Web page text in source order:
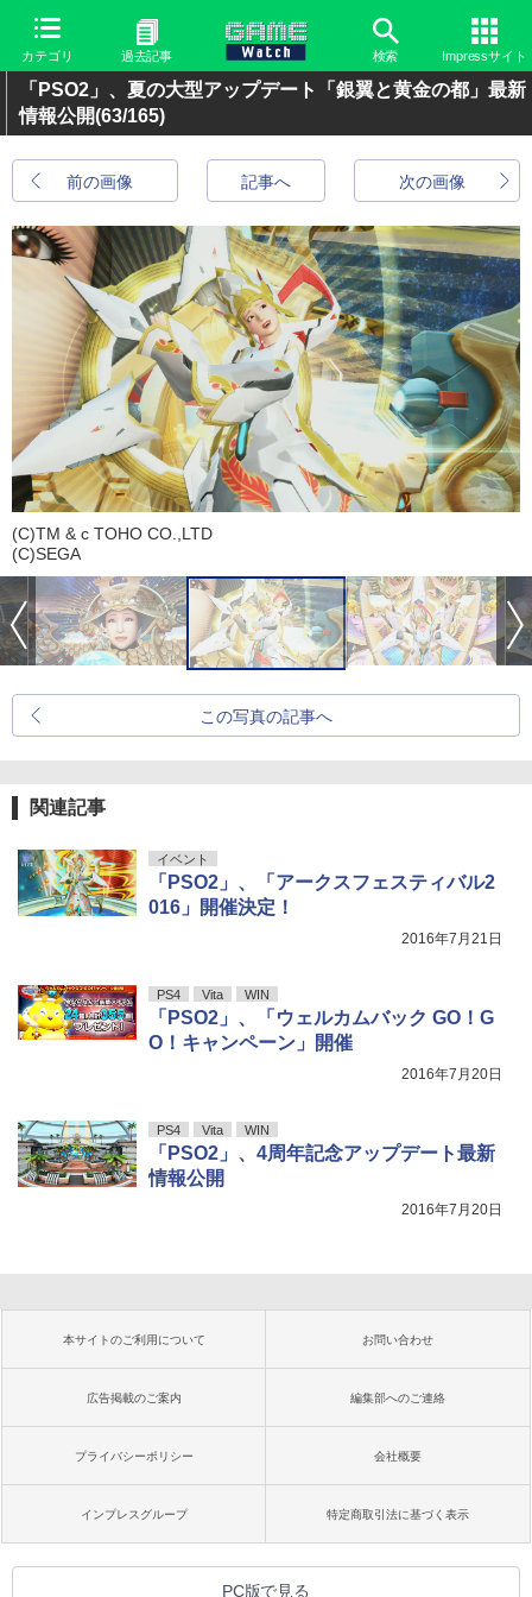
カテゴリ 過去記事 検索 Impressサイト
「PSO2」、夏の大型アップデート「銀翼と黄金の都」最新
情報公開(63/165)
前の画像 次の画像
記事へ
(C)TM & c TOHO CO.,LTD
(C)SEGA
この写真の記事へ
関連記事
イベント
「PSO2」、「アークスフェスティバル2
016」開催決定！
2016年7月21日
PS4 Vita WIN
「PSO2」、「ウェルカムバック GO！G
O！キャンペーン」開催
2016年7月20日
PS4 Vita WIN
「PSO2」、4周年記念アップデート最新
情報公開
2016年7月20日
本サイトのご利用について お問い合わせ
広告掲載のご案内 編集部へのご連絡
プライバシーポリシー 会社概要
インプレスグループ 特定商取引法に基づく表示
PC版で見る